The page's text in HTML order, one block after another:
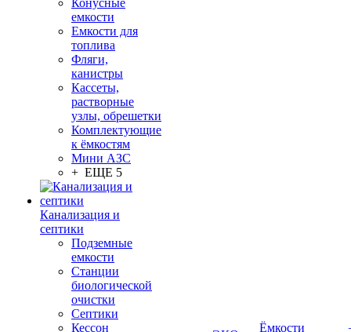
Конусные
емкости
Емкости для
топлива
Фляги,
канистры
Кассеты,
растворные
узлы, обрешетки
Комплектующие
к ёмкостям
Мини АЗС
+ ЕЩЕ 5
Канализация и
септики
Подземные
емкости
Станции
биологической
очистки
Септики
Кессон
Ёмкости